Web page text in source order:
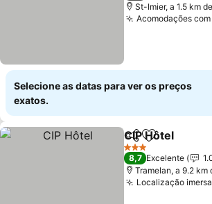
St-Imier, a 1.5 km
Acomodações
Selecione as datas para ver os preços
exatos.
PartilharAdicionar
CIP Hôtel
3 Estrelas
8,7 Excelente
Tramelan, a 9.2 km
Localização